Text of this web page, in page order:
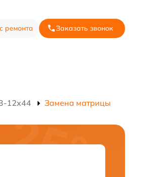
ремонта Заказать звонок
12x44 Замена матрицы